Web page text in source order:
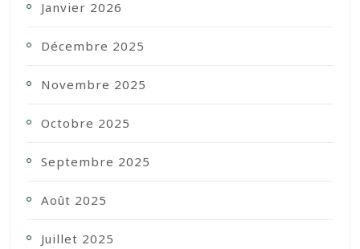
Janvier 2026
Décembre 2025
Novembre 2025
Octobre 2025
Septembre 2025
Août 2025
Juillet 2025